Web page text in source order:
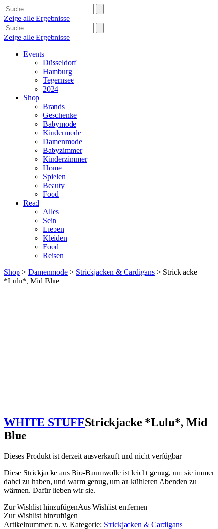
Zeige alle Ergebnisse
Zeige alle Ergebnisse
Events
Düsseldorf
Hamburg
Tegernsee
2024
Shop
Brands
Geschenke
Babymode
Kindermode
Damenmode
Babyzimmer
Kinderzimmer
Home
Spielen
Beauty
Food
Read
Alles
Sein
Lieben
Kleiden
Food
Reisen
Shop > Damenmode > Strickjacken & Cardigans > Strickjacke
*Lulu*, Mid Blue
WHITE STUFFStrickjacke *Lulu*, Mid
Blue
Dieses Produkt ist derzeit ausverkauft und nicht verfügbar.
Diese Strickjacke aus Bio-Baumwolle ist leicht genug, um sie immer
dabei zu haben, und warm genug, um an kühleren Abenden zu
wärmen. Dafür lieben wir sie.
Zur Wishlist hinzufügenAus Wishlist entfernen
Zur Wishlist hinzufügen
Artikelnummer: n. v. Kategorie: Strickjacken & Cardigans